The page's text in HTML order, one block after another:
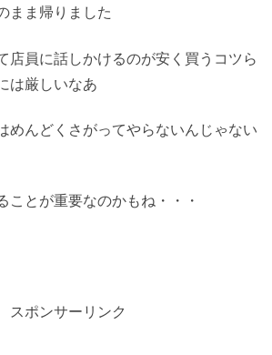
まま帰りました
店員に話しかけるのが安く買うコツら
は厳しいなあ
めんどくさがってやらないんじゃない
ことが重要なのかもね・・・
スポンサーリンク